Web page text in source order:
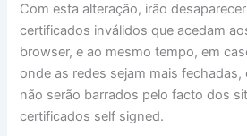
Com esta alteração, irão
certificados inválidos que acedam
browser, e ao mesmo tempo, em
onde as redes sejam mais
não serão barrados pelo facto dos
certificados self signed.